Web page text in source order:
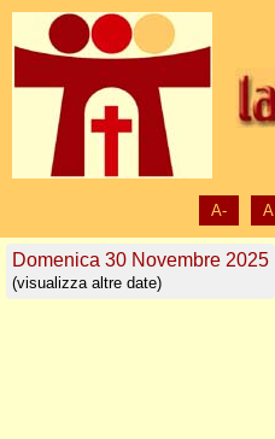
A- A
Domenica 30 Novembre 2025
(visualizza altre date)